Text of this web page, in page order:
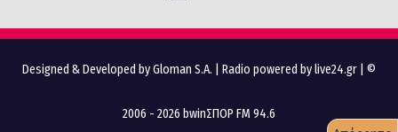
Designed & Developed by Gloman S.A. Radio powered by live24.gr | ©
2006 - 2026 bwinΣΠΟΡ FM 94.6